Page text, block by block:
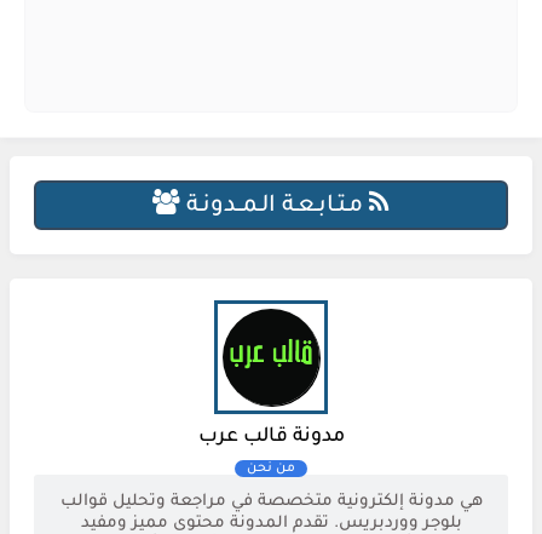
مـتـابـعـة الـمــدونـة
مدونة قالب عرب
هي مدونة إلكترونية متخصصة في مراجعة وتحليل قوالب
بلوجر ووردبريس. تقدم المدونة محتوى مميز ومفيد